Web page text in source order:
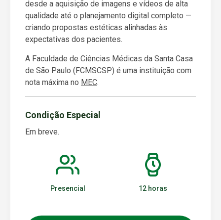
desde a aquisição de imagens e vídeos de alta
qualidade até o planejamento digital completo —
criando propostas estéticas alinhadas às
expectativas dos pacientes.
A Faculdade de Ciências Médicas da Santa Casa
de São Paulo (FCMSCSP) é uma instituição com
nota máxima no MEC.
Condição Especial
Em breve.
Presencial 12 horas